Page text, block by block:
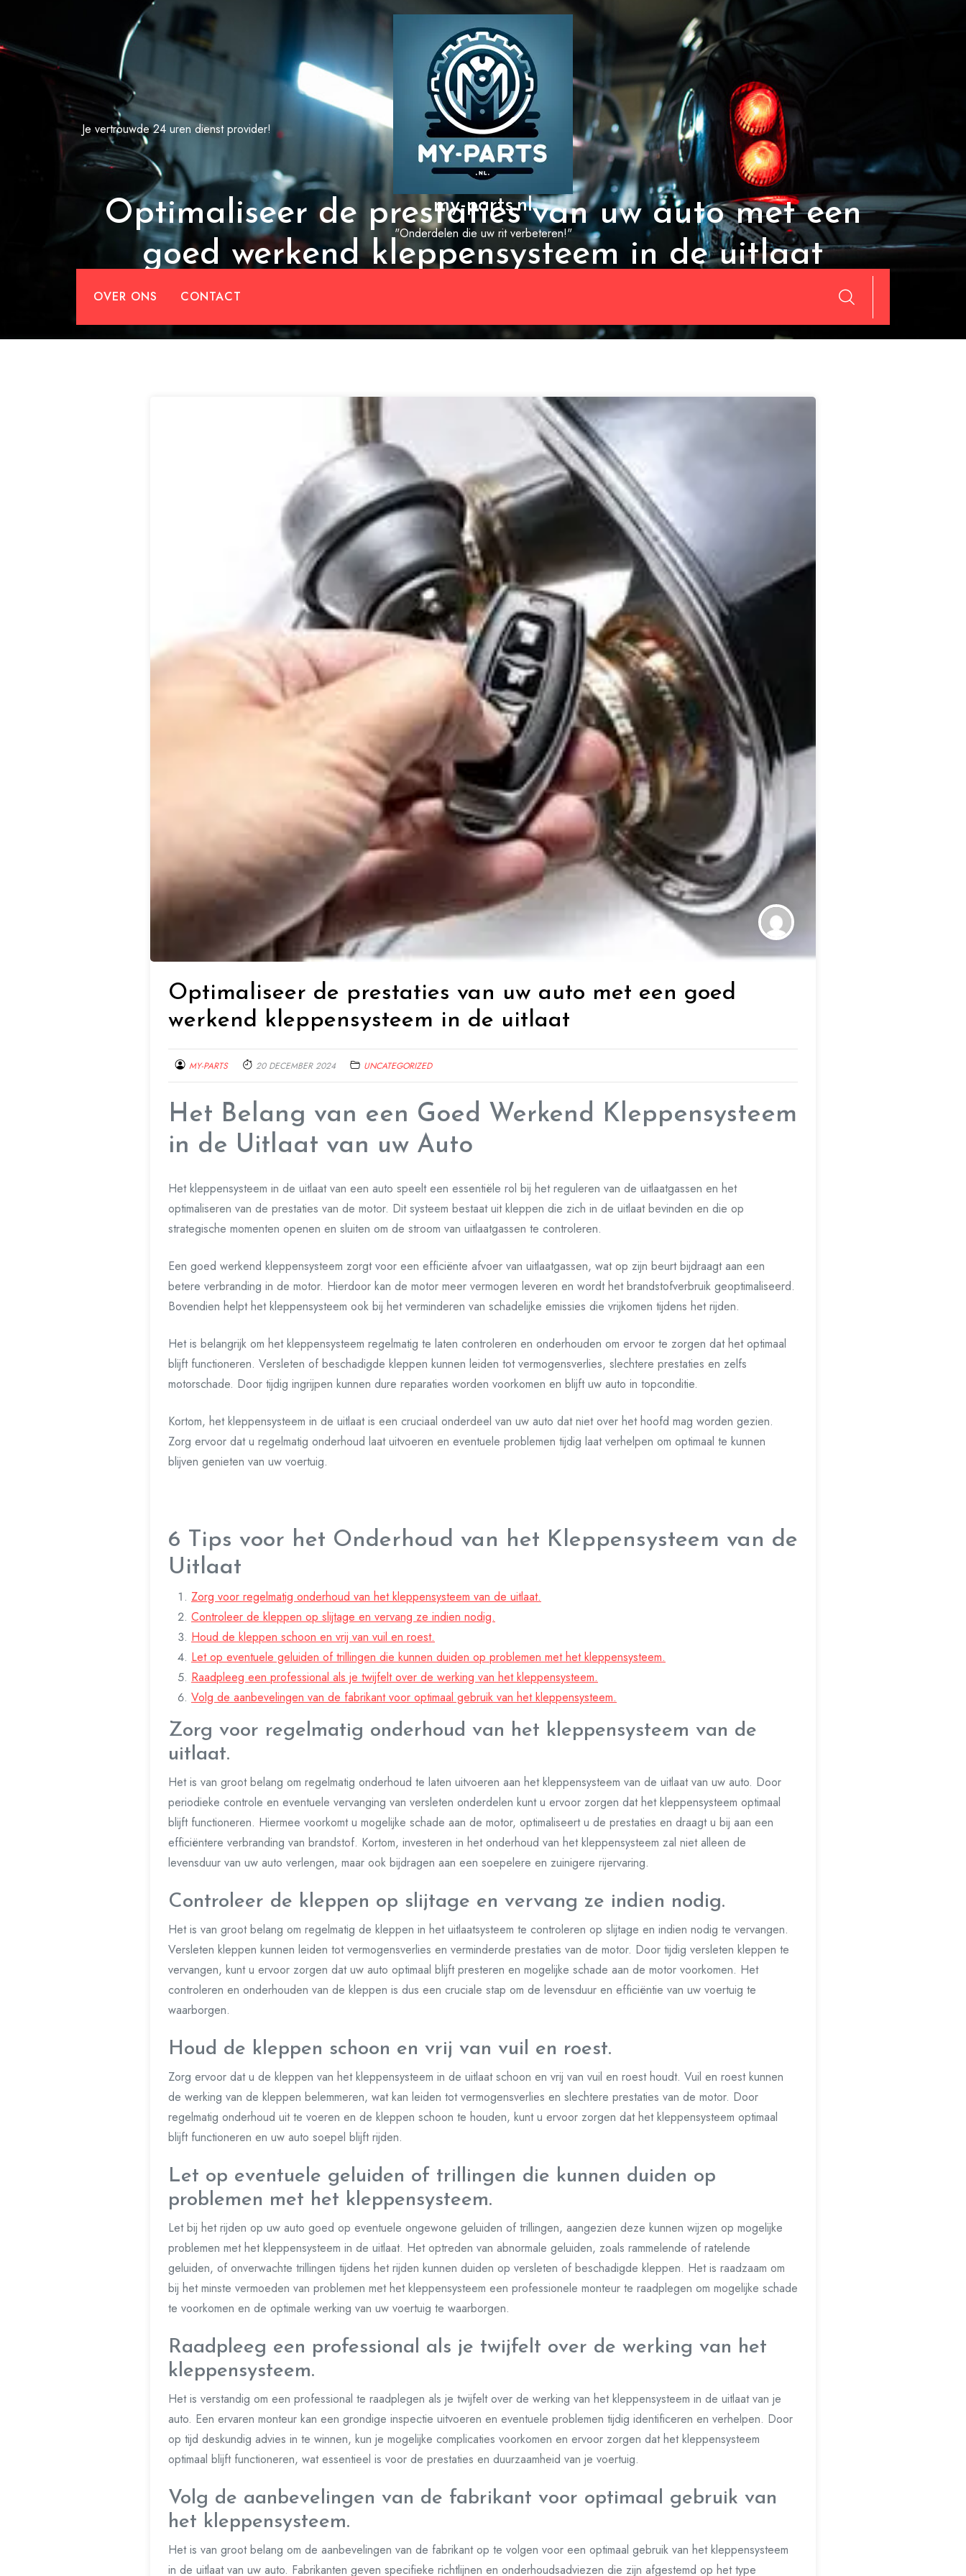
de
Je vertrouwde 24 uren dienst provider!
my-parts.nl
"Onderdelen die uw rit verbeteren!"
OVER ONS CONTACT
Optimaliseer de prestaties van uw auto met een
goed werkend kleppensysteem in de uitlaat
Optimaliseer de prestaties van uw auto met een goed
werkend kleppensysteem in de uitlaat
MY-PARTS 20 DECEMBER 2024 UNCATEGORIZED
Het Belang van een Goed Werkend Kleppensysteem
in de Uitlaat van uw Auto
Het kleppensysteem in de uitlaat van een auto speelt een essentiële rol bij het reguleren van de uitlaatgassen en het
optimaliseren van de prestaties van de motor. Dit systeem bestaat uit kleppen die zich in de uitlaat bevinden en die op
strategische momenten openen en sluiten om de stroom van uitlaatgassen te controleren.
Een goed werkend kleppensysteem zorgt voor een efficiënte afvoer van uitlaatgassen, wat op zijn beurt bijdraagt aan een
betere verbranding in de motor. Hierdoor kan de motor meer vermogen leveren en wordt het brandstofverbruik geoptimaliseerd.
Bovendien helpt het kleppensysteem ook bij het verminderen van schadelijke emissies die vrijkomen tijdens het rijden.
Het is belangrijk om het kleppensysteem regelmatig te laten controleren en onderhouden om ervoor te zorgen dat het optimaal
blijft functioneren. Versleten of beschadigde kleppen kunnen leiden tot vermogensverlies, slechtere prestaties en zelfs
motorschade. Door tijdig ingrijpen kunnen dure reparaties worden voorkomen en blijft uw auto in topconditie.
Kortom, het kleppensysteem in de uitlaat is een cruciaal onderdeel van uw auto dat niet over het hoofd mag worden gezien.
Zorg ervoor dat u regelmatig onderhoud laat uitvoeren en eventuele problemen tijdig laat verhelpen om optimaal te kunnen
blijven genieten van uw voertuig.
6 Tips voor het Onderhoud van het Kleppensysteem van de
Uitlaat
Zorg voor regelmatig onderhoud van het kleppensysteem van de uitlaat.
Controleer de kleppen op slijtage en vervang ze indien nodig.
Houd de kleppen schoon en vrij van vuil en roest.
Let op eventuele geluiden of trillingen die kunnen duiden op problemen met het kleppensysteem.
Raadpleeg een professional als je twijfelt over de werking van het kleppensysteem.
Volg de aanbevelingen van de fabrikant voor optimaal gebruik van het kleppensysteem.
Zorg voor regelmatig onderhoud van het kleppensysteem van de
uitlaat.
Het is van groot belang om regelmatig onderhoud te laten uitvoeren aan het kleppensysteem van de uitlaat van uw auto. Door
periodieke controle en eventuele vervanging van versleten onderdelen kunt u ervoor zorgen dat het kleppensysteem optimaal
blijft functioneren. Hiermee voorkomt u mogelijke schade aan de motor, optimaliseert u de prestaties en draagt u bij aan een
efficiëntere verbranding van brandstof. Kortom, investeren in het onderhoud van het kleppensysteem zal niet alleen de
levensduur van uw auto verlengen, maar ook bijdragen aan een soepelere en zuinigere rijervaring.
Controleer de kleppen op slijtage en vervang ze indien nodig.
Het is van groot belang om regelmatig de kleppen in het uitlaatsysteem te controleren op slijtage en indien nodig te vervangen.
Versleten kleppen kunnen leiden tot vermogensverlies en verminderde prestaties van de motor. Door tijdig versleten kleppen te
vervangen, kunt u ervoor zorgen dat uw auto optimaal blijft presteren en mogelijke schade aan de motor voorkomen. Het
controleren en onderhouden van de kleppen is dus een cruciale stap om de levensduur en efficiëntie van uw voertuig te
waarborgen.
Houd de kleppen schoon en vrij van vuil en roest.
Zorg ervoor dat u de kleppen van het kleppensysteem in de uitlaat schoon en vrij van vuil en roest houdt. Vuil en roest kunnen
de werking van de kleppen belemmeren, wat kan leiden tot vermogensverlies en slechtere prestaties van de motor. Door
regelmatig onderhoud uit te voeren en de kleppen schoon te houden, kunt u ervoor zorgen dat het kleppensysteem optimaal
blijft functioneren en uw auto soepel blijft rijden.
Let op eventuele geluiden of trillingen die kunnen duiden op
problemen met het kleppensysteem.
Let bij het rijden op uw auto goed op eventuele ongewone geluiden of trillingen, aangezien deze kunnen wijzen op mogelijke
problemen met het kleppensysteem in de uitlaat. Het optreden van abnormale geluiden, zoals rammelende of ratelende
geluiden, of onverwachte trillingen tijdens het rijden kunnen duiden op versleten of beschadigde kleppen. Het is raadzaam om
bij het minste vermoeden van problemen met het kleppensysteem een professionele monteur te raadplegen om mogelijke schade
te voorkomen en de optimale werking van uw voertuig te waarborgen.
Raadpleeg een professional als je twijfelt over de werking van het
kleppensysteem.
Het is verstandig om een professional te raadplegen als je twijfelt over de werking van het kleppensysteem in de uitlaat van je
auto. Een ervaren monteur kan een grondige inspectie uitvoeren en eventuele problemen tijdig identificeren en verhelpen. Door
op tijd deskundig advies in te winnen, kun je mogelijke complicaties voorkomen en ervoor zorgen dat het kleppensysteem
optimaal blijft functioneren, wat essentieel is voor de prestaties en duurzaamheid van je voertuig.
Volg de aanbevelingen van de fabrikant voor optimaal gebruik van
het kleppensysteem.
Het is van groot belang om de aanbevelingen van de fabrikant op te volgen voor een optimaal gebruik van het kleppensysteem
in de uitlaat van uw auto. Fabrikanten geven specifieke richtlijnen en onderhoudsadviezen die zijn afgestemd op het type